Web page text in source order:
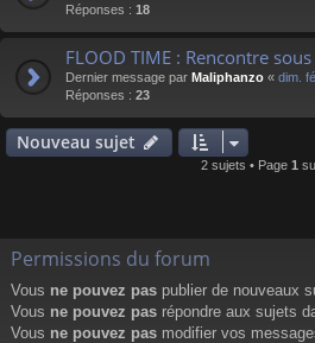
Réponses : 18
FLOOD TIME : Rencontre
Dernier message par Maliphanzo « dim.
Réponses : 23
Nouveau sujet
2 sujets • Page 1
Permissions du forum
Vous ne pouvez pas publier de nouveaux
Vous ne pouvez pas répondre aux sujets
Vous ne pouvez pas modifier vos